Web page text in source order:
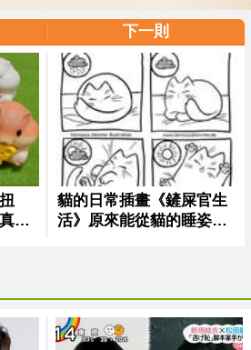
下一則